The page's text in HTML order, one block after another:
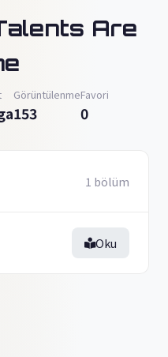
Are
Görüntülenme
153
Favori
0
1 bölüm
Oku